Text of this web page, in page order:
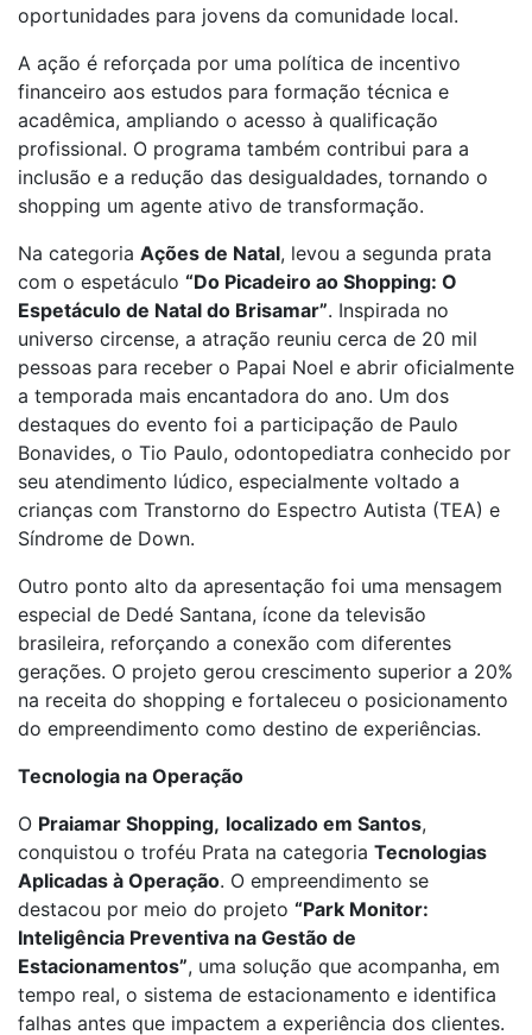
oportunidades para jovens da comunidade local.
A ação é reforçada por uma política de incentivo
financeiro aos estudos para formação técnica e
acadêmica, ampliando o acesso à qualificação
profissional. O programa também contribui para a
inclusão e a redução das desigualdades, tornando o
shopping um agente ativo de transformação.
Na categoria Ações de Natal, levou a segunda prata
com o espetáculo “Do Picadeiro ao Shopping: O
Espetáculo de Natal do Brisamar”. Inspirada no
universo circense, a atração reuniu cerca de 20 mil
pessoas para receber o Papai Noel e abrir oficialmente
a temporada mais encantadora do ano. Um dos
destaques do evento foi a participação de Paulo
Bonavides, o Tio Paulo, odontopediatra conhecido por
seu atendimento lúdico, especialmente voltado a
crianças com Transtorno do Espectro Autista (TEA) e
Síndrome de Down.
Outro ponto alto da apresentação foi uma mensagem
especial de Dedé Santana, ícone da televisão
brasileira, reforçando a conexão com diferentes
gerações. O projeto gerou crescimento superior a 20%
na receita do shopping e fortaleceu o posicionamento
do empreendimento como destino de experiências.
Tecnologia na Operação
O Praiamar Shopping, localizado em Santos,
conquistou o troféu Prata na categoria Tecnologias
Aplicadas à Operação. O empreendimento se
destacou por meio do projeto “Park Monitor:
Inteligência Preventiva na Gestão de
Estacionamentos”, uma solução que acompanha, em
tempo real, o sistema de estacionamento e identifica
falhas antes que impactem a experiência dos clientes.